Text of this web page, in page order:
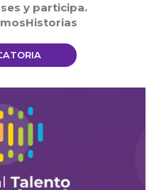
y participa.